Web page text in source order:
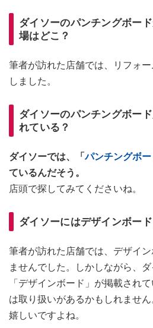
ダイソーのパンチングボー
場はどこ？
筆者が訪れた店舗では、リフォ
しました。
ダイソーのパンチングボー
れている？
ダイソーでは、「パンチングボ
ているんだそう。
店頭で探してみてくださいね。
ダイソーにはデザインボー
筆者が訪れた店舗では、デザイ
ませんでした。しかしながら、
「デザインボード」が掲載され
は取り扱いがあるかもしれませ
嬉しいですよね。